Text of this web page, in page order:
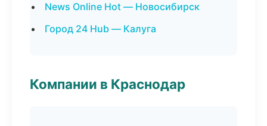
News Online Hot — Новосибирск
Город 24 Hub — Калуга
Компании в Краснодар